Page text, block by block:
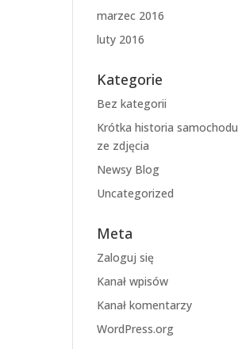
marzec 2016
luty 2016
Kategorie
Bez kategorii
Krótka historia samochodu
ze zdjęcia
Newsy Blog
Uncategorized
Meta
Zaloguj się
Kanał wpisów
Kanał komentarzy
WordPress.org